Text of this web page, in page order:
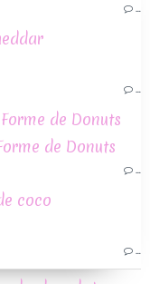
de Donuts
coco